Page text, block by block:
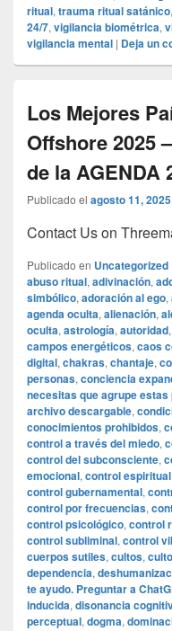
ritual, trauma ritual satánico,
24/7, vigilancia biométrica,
vigilancia mental | Deja un
Los Mejores
Offshore 2025 –
de la AGENDA
Publicado el agosto 11, 2025
Contact Us on
Publicado en Uncategorized
abuso ritual, adivinación,
simbólico, adoración al ego,
agenda oculta, alienación,
oculta, astrología, autoridad,
campos energéticos, caos
digital, chakras, chantaje,
personas, conciencia
necesitas que agrupe
archivo descargable,
conocimientos prohibidos,
control a través del miedo,
control del subconsciente,
emocional, control espiritual
control gubernamental,
control por frecuencias,
control psicológico, control
control subliminal, control
cuerpos sutiles, cultos,
dependencia,
te ayudo. Preguntar a
inducida, disonancia
perceptual, dogma,